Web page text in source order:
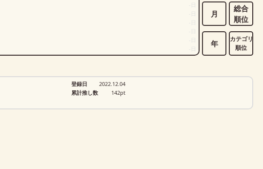
日
日
日
日
日
日
月
年
総合
順位
カテゴリ
順位
登録日
2022.12.04
累計推し数
142pt